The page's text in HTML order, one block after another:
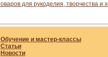
для рукоделия, творчества и
Обучение и мастер-классы
Статьи
Новости